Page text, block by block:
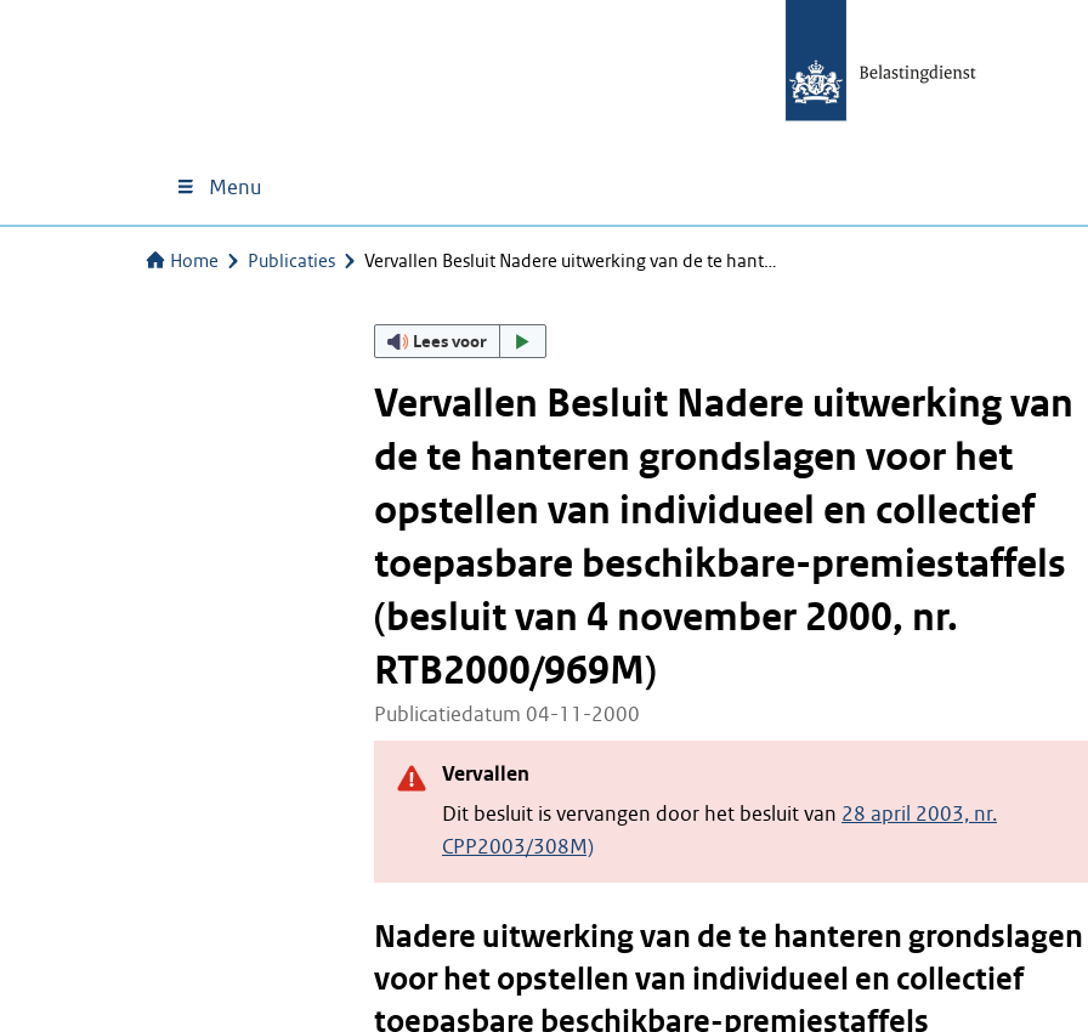
Menu
Home Publicaties Vervallen Besluit Nadere uitwerking van de te hant…
Lees voor
Vervallen Besluit Nadere uitwerking van
de te hanteren grondslagen voor het
opstellen van individueel en collectief
toepasbare beschikbare-premiestaffels
(besluit van 4 november 2000, nr.
RTB2000/969M)
Publicatiedatum 04-11-2000
Vervallen
Dit besluit is vervangen door het besluit van 28 april 2003, nr.
CPP2003/308M)
Nadere uitwerking van de te hanteren grondslagen
voor het opstellen van individueel en collectief
toepasbare beschikbare-premiestaffels